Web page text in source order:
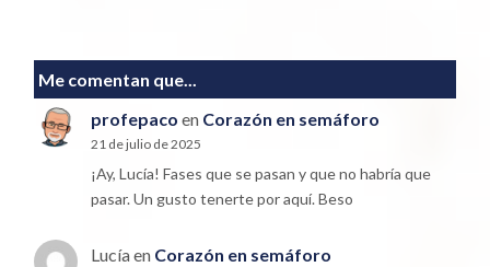
Me comentan que...
profepaco en Corazón en semáforo
21 de julio de 2025
¡Ay, Lucía! Fases que se pasan y que no habría que
pasar. Un gusto tenerte por aquí. Beso
Lucíaen Corazón en semáforo